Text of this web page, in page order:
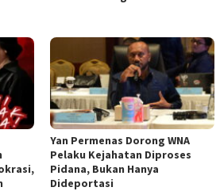
Yan Permenas Dorong WNA
Pelaku Kejahatan Diproses
Pidana, Bukan Hanya
Dideportasi